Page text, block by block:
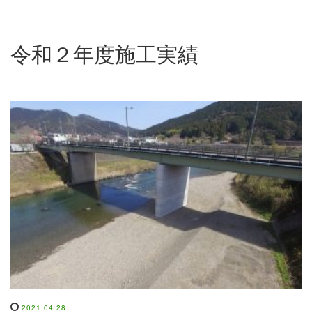
令和２年度施工実績
2021.04.28